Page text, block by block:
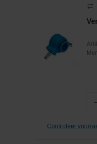
Controleer